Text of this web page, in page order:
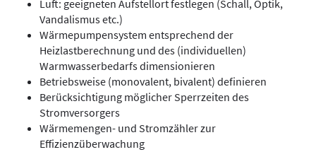
Luft: geeigneten Aufstellort festlegen (Schall, Optik,
Vandalismus etc.)
Wärmepumpensystem entsprechend der
Heizlastberechnung und des (individuellen)
Warmwasserbedarfs dimensionieren
Betriebsweise (monovalent, bivalent) definieren
Berücksichtigung möglicher Sperrzeiten des
Stromversorgers
Wärmemengen- und Stromzähler zur
Effizienzüberwachung